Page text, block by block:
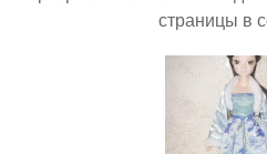
страницы в